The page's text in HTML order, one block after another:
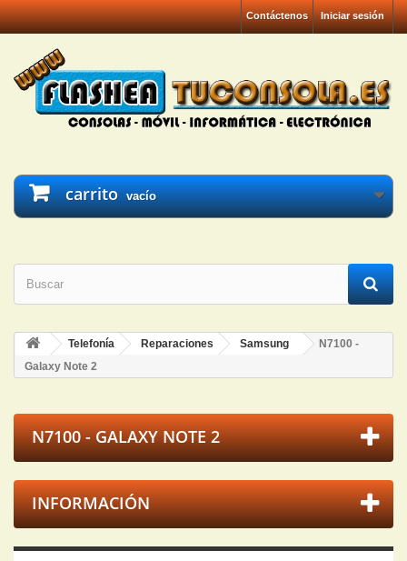
Iniciar sesión
Contáctenos
carrito vacío
Telefonía Reparaciones Samsung
N7100 -
Galaxy Note 2
N7100 - GALAXY NOTE 2
INFORMACIÓN